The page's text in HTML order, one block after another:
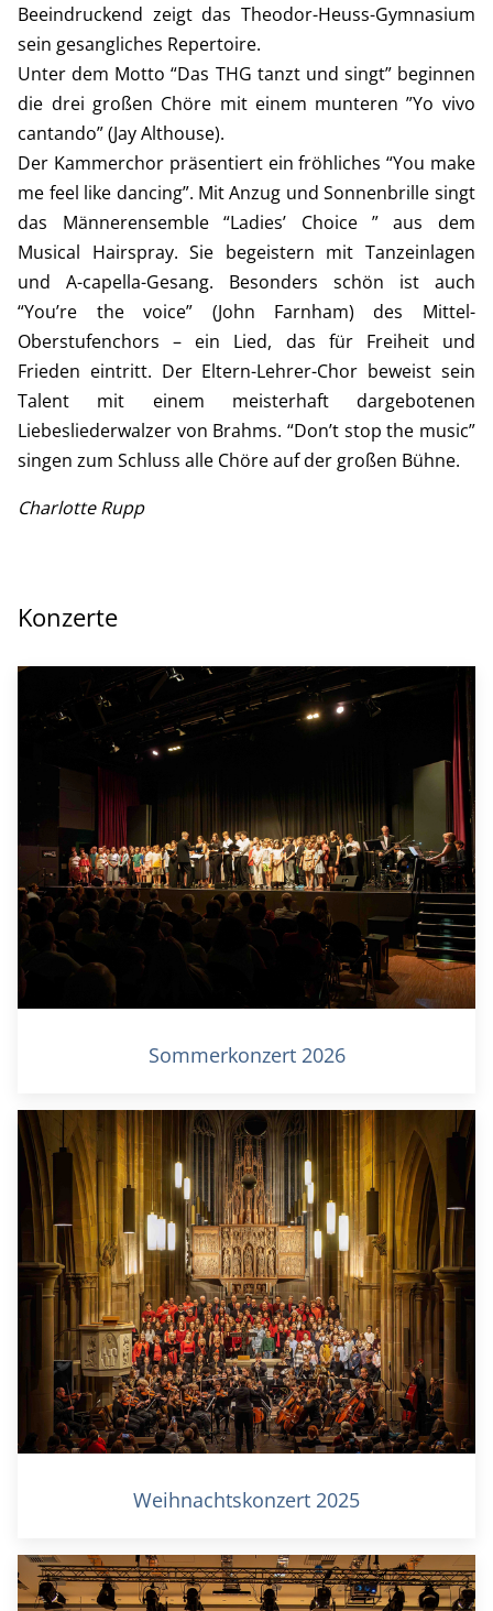
Beeindruckend zeigt das Theodor-Heuss-Gymnasium
sein gesangliches Repertoire.
Unter dem Motto “Das THG tanzt und singt” beginnen
die drei großen Chöre mit einem munteren ”Yo vivo
cantando” (Jay Althouse).
Der Kammerchor präsentiert ein fröhliches “You make
me feel like dancing”. Mit Anzug und Sonnenbrille singt
das Männerensemble “Ladies’ Choice ” aus dem
Musical Hairspray. Sie begeistern mit Tanzeinlagen
und A-capella-Gesang. Besonders schön ist auch
“You’re the voice” (John Farnham) des Mittel-
Oberstufenchors – ein Lied, das für Freiheit und
Frieden eintritt. Der Eltern-Lehrer-Chor beweist sein
Talent mit einem meisterhaft dargebotenen
Liebesliederwalzer von Brahms. “Don’t stop the music”
singen zum Schluss alle Chöre auf der großen Bühne.
Charlotte Rupp
Konzerte
Sommerkonzert 2026
Weihnachtskonzert 2025